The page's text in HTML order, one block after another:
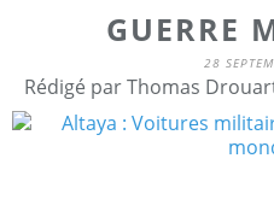
GUERRE
28
Rédigé par Thomas